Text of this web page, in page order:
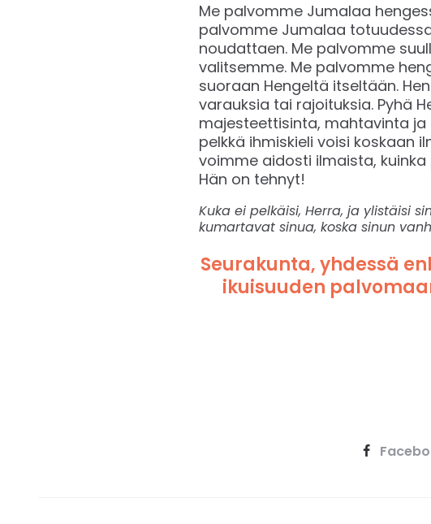
Me palvomme Jumalaa
palvomme Jumalaa
noudattaen. Me palvomme
valitsemme. Me palvomme
suoraan Hengeltä itseltään.
varauksia tai rajoituksia. Pyhä
majesteettisinta, mahtavinta
pelkkä ihmiskieli voisi koskaan
voimme aidosti ilmaista,
Hän on tehnyt!
Kuka ei pelkäisi, Herra, ja ylistäisi
kumartavat sinua, koska sinun
Seurakunta, yhdessä
ikuisuuden